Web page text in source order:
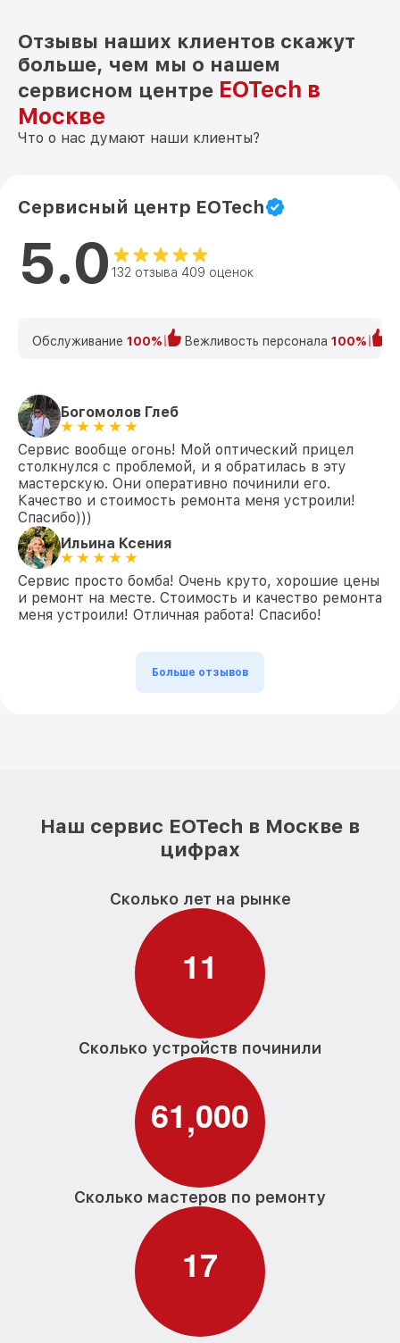
Отзывы наших клиентов скажут
больше, чем мы о нашем
сервисном центре EOTech в
Москве
Что о нас думают наши клиенты?
Сервисный центр EOTech
5.0 132 отзыва 409 оценок
Обслуживание 100% Вежливость персонала 100%
Богомолов Глеб
Сервис вообще огонь! Мой оптический прицел
столкнулся с проблемой, и я обратилась в эту
мастерскую. Они оперативно починили его.
Качество и стоимость ремонта меня устроили!
Спасибо)))
Ильина Ксения
Сервис просто бомба! Очень круто, хорошие цены
и ремонт на месте. Стоимость и качество ремонта
меня устроили! Отличная работа! Спасибо!
Больше отзывов
Наш сервис EOTech в Москве в
цифрах
Сколько лет на рынке
11
Сколько устройств починили
61,000
Сколько мастеров по ремонту
17